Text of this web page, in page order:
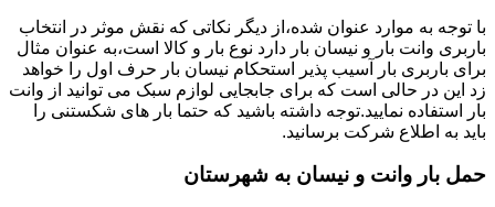
با توجه به موارد عنوان شده،از دیگر نکاتی که نقش موثر در انتخاب
باربری وانت بار و نیسان بار دارد نوع بار و کالا است،به عنوان مثال
برای باربری بار آسیب پذیر استحکام نیسان بار حرف اول را خواهد
زد این در حالی است که برای جابجایی لوازم سبک می توانید از وانت
بار استفاده نمایید.توجه داشته باشید که حتما بار های شکستنی را
باید به اطلاع شرکت برسانید.
حمل بار وانت و نیسان به شهرستان